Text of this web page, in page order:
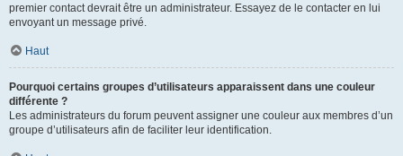
premier contact devrait être un administrateur. Essayez de le contacter en lui
envoyant un message privé.
Haut
Pourquoi certains groupes d’utilisateurs apparaissent dans une couleur
différente ?
Les administrateurs du forum peuvent assigner une couleur aux membres d’un
groupe d’utilisateurs afin de faciliter leur identification.